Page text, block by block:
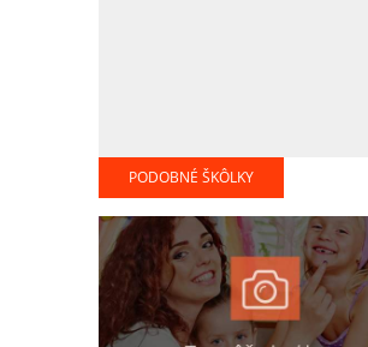
PODOBNÉ ŠKÔLKY